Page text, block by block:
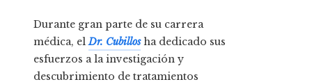
Durante gran parte de su carrera
médica, elDr. Cubillosha dedicado sus
esfuerzos a la investigación y
descubrimiento de tratamientos